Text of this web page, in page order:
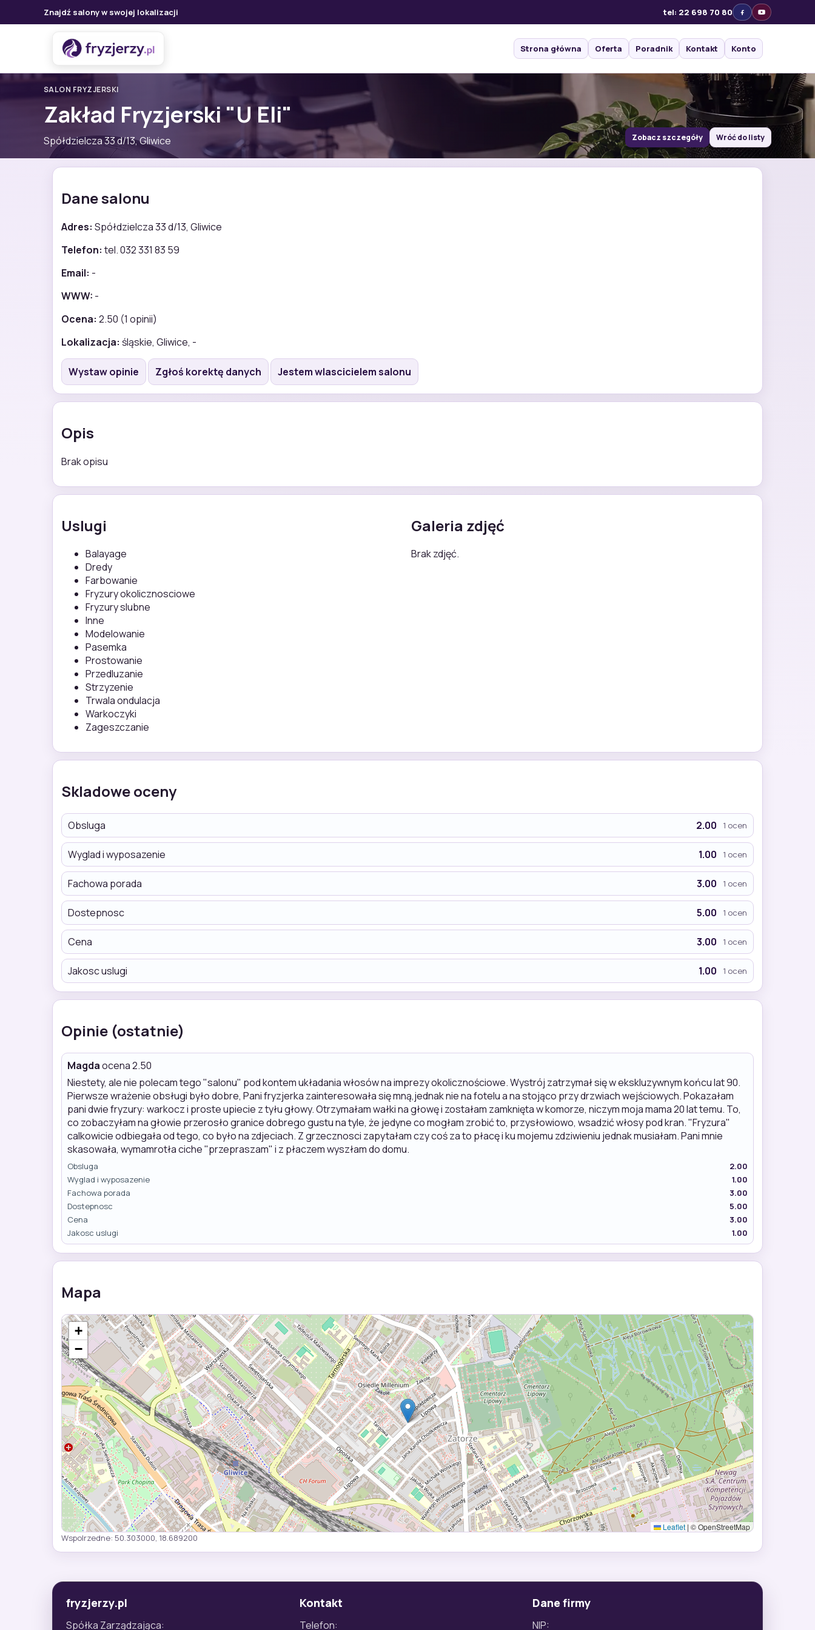
Znajdź salony w swojej lokalizacji tel: 22 698 70 80
Strona główna Oferta Poradnik Kontakt Konto
SALON FRYZJERSKI
Zakład Fryzjerski "U Eli"
Spółdzielcza 33 d/13, Gliwice Zobacz szczegóły Wróć do listy
Dane salonu
Adres: Spółdzielcza 33 d/13, Gliwice
Telefon: tel. 032 331 83 59
Email: -
WWW: -
Ocena: 2.50 (1 opinii)
Lokalizacja: śląskie, Gliwice, -
Wystaw opinie Zgłoś korektę danych Jestem wlascicielem salonu
Opis
Brak opisu
Uslugi
Balayage
Dredy
Farbowanie
Fryzury okolicznosciowe
Fryzury slubne
Inne
Modelowanie
Pasemka
Prostowanie
Przedluzanie
Strzyzenie
Trwala ondulacja
Warkoczyki
Zageszczanie
Galeria zdjęć
Brak zdjęć.
Skladowe oceny
Obsluga 2.00 1 ocen
Wyglad i wyposazenie 1.00 1 ocen
Fachowa porada 3.00 1 ocen
Dostepnosc 5.00 1 ocen
Cena 3.00 1 ocen
Jakosc uslugi 1.00 1 ocen
Opinie (ostatnie)
Magdaocena 2.50
Niestety, ale nie polecam tego "salonu" pod kontem układania włosów na imprezy okolicznościowe. Wystrój zatrzymał się w ekskluzywnym końcu lat 90.
Pierwsze wrażenie obsługi było dobre, Pani fryzjerka zainteresowała się mną,jednak nie na fotelu a na stojąco przy drzwiach wejściowych. Pokazałam
pani dwie fryzury: warkocz i proste upiecie z tyłu głowy. Otrzymałam wałki na głowę i zostałam zamknięta w komorze, niczym moja mama 20 lat temu. To,
co zobaczyłam na głowie przerosło granice dobrego gustu na tyle, że jedyne co mogłam zrobić to, przysłowiowo, wsadzić włosy pod kran. "Fryzura"
calkowicie odbiegała od tego, co było na zdjeciach. Z grzecznosci zapytałam czy coś za to płacę i ku mojemu zdziwieniu jednak musiałam. Pani mnie
skasowała, wymamrotła ciche "przepraszam" i z płaczem wyszłam do domu.
Obsluga
2.00
Wyglad i wyposazenie
1.00
Fachowa porada
3.00
Dostepnosc
5.00
Cena
3.00
Jakosc uslugi
1.00
Mapa
+
−
Leaflet | © OpenStreetMap
Wspolrzedne: 50.303000, 18.689200
fryzjerzy.pl
Spółka Zarządzająca:
Kontakt
Telefon:
Dane firmy
NIP: